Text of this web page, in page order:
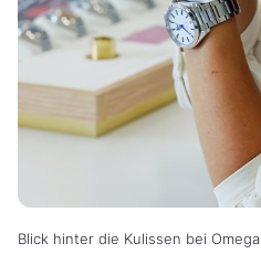
Blick hinter die Kulissen bei Omega